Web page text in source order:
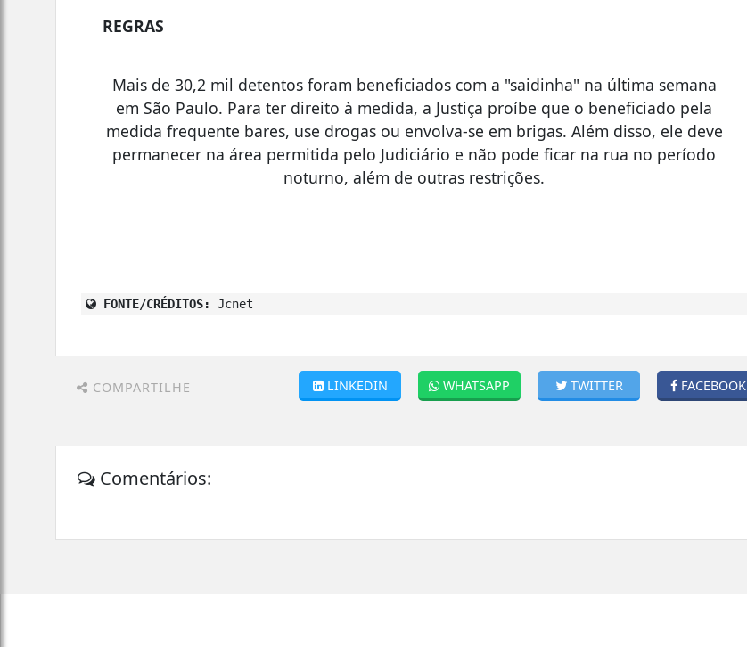
REGRAS
Mais de 30,2 mil detentos foram beneficiados com a "saidinha" na última semana
em São Paulo. Para ter direito à medida, a Justiça proíbe que o beneficiado pela
medida frequente bares, use drogas ou envolva-se em brigas. Além disso, ele deve
permanecer na área permitida pelo Judiciário e não pode ficar na rua no período
noturno, além de outras restrições.
FONTE/CRÉDITOS: Jcnet
COMPARTILHE FACEBOOK
TWITTER
WHATSAPP
LINKEDIN
Comentários: